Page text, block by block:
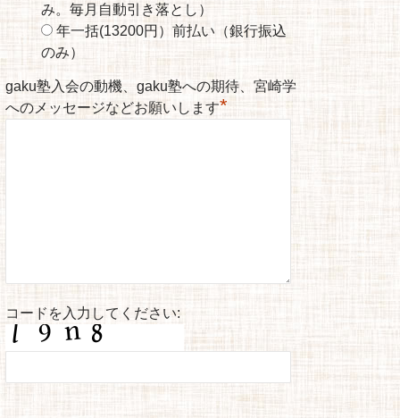
み。毎月自動引き落とし）
年一括(13200円）前払い（銀行振込
のみ）
gaku塾入会の動機、gaku塾への期待、宮崎学
へのメッセージなどお願いします*
コードを入力してください: